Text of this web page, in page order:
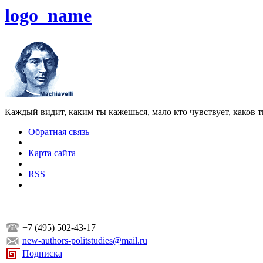
logo_name
Каждый видит, каким ты кажешься, мало кто чувствует, каков
Обратная связь
|
Карта сайта
|
RSS
+7 (495) 502-43-17
new-authors-politstudies@mail.ru
Подписка